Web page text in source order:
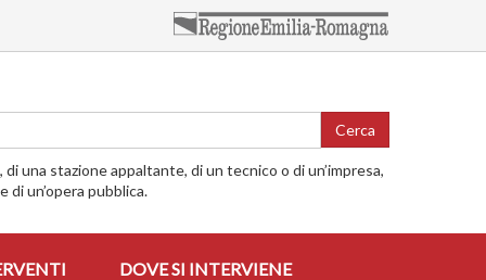
Cerca
una stazione appaltante, di un tecnico o di un’impresa,
di un’opera pubblica.
DOVE SI INTERVIENE